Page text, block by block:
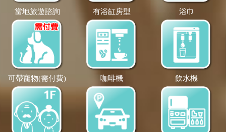
當地旅遊諮詢 有浴缸房型 浴巾
可帶寵物(需付費) 咖啡機 飲水機